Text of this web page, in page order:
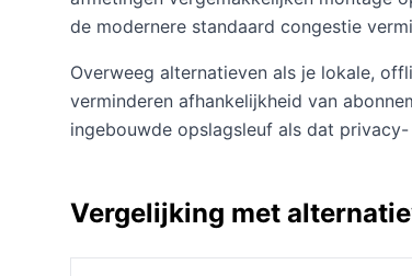
de modernere standaard congestie
Overweeg alternatieven als je lokale,
verminderen afhankelijkheid van
ingebouwde opslagsleuf als dat
Vergelijking met